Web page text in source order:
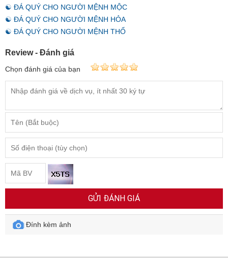
☯ ĐÁ QUÝ CHO NGƯỜI MỆNH MỘC
☯ ĐÁ QUÝ CHO NGƯỜI MỆNH HỎA
☯ ĐÁ QUÝ CHO NGƯỜI MỆNH THỔ
Review - Đánh giá
Chọn đánh giá của bạn
GỬI ĐÁNH GIÁ
Đính kèm ảnh